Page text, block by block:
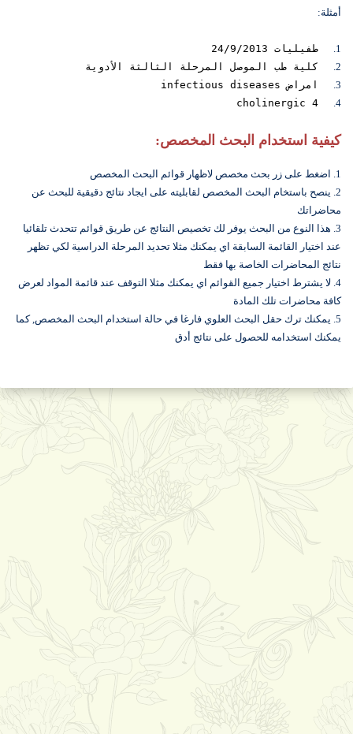
أمثلة:
1.
طفيليات 24/9/2013
2.
كلية طب الموصل المرحلة الثالثة الأدوية
3.
امراض infectious diseases
4.
كيفية استخدام البحث المخصص:
1. اضغط على زر بحث مخصص لاظهار قوائم البحث المخصص
2. ينصح باستخام البحث المخصص لقابليته على ايجاد نتائج دقيقية للبحث عن
محاضراتك
3. هذا النوع من البحث يوفر لك تخصيص النتائج عن طريق قوائم تتحدث تلقائيا
عند اختيار القائمة السابقة اي يمكنك مثلا تحديد المرحلة الدراسية لكي تظهر
نتائج المحاضرات الخاصة بها فقط
4. لا يشترط اختيار جميع القوائم اي يمكنك مثلا التوقف عند قائمة المواد لعرض
كافة محاضرات تلك المادة
5. يمكنك ترك حقل البحث العلوي فارغا في حالة استخدام البحث المخصص, كما
يمكنك استخدامه للحصول على نتائج أدق